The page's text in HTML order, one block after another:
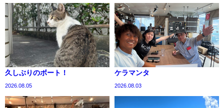
久しぶりのボート！
2026.08.05
ケラマンタ
2026.08.03